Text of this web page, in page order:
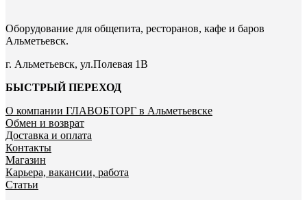
Оборудование для общепита, ресторанов, кафе и баров
Альметьевск.
г. Альметьевск, ул.Полевая 1В
БЫСТРЫЙ ПЕРЕХОД
О компании ГЛАВОБТОРГ в Альметьевске
Обмен и возврат
Доставка и оплата
Контакты
Магазин
Карьера, вакансии, работа
Статьи